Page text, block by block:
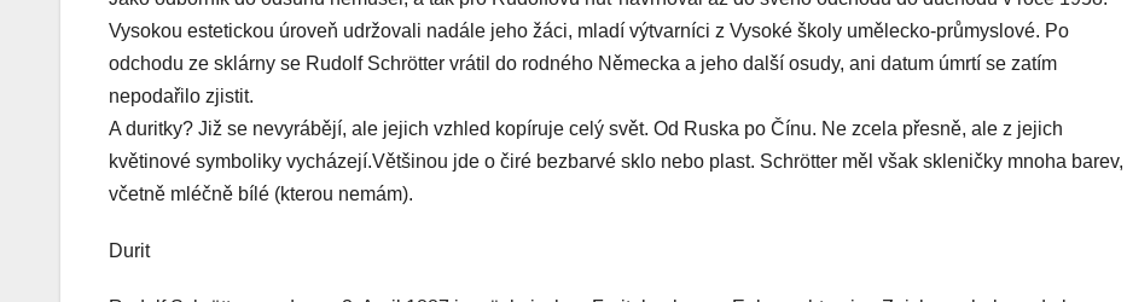
Vysokou estetickou úroveň udržovali nadále jeho žáci, mladí výtvarníci z Vysoké školy umělecko-průmyslové. Po
odchodu ze sklárny se Rudolf Schrötter vrátil do rodného Německa a jeho další osudy, ani datum úmrtí se zatím
nepodařilo zjistit.
A duritky? Již se nevyrábějí, ale jejich vzhled kopíruje celý svět. Od Ruska po Čínu. Ne zcela přesně, ale z jejich
květinové symboliky vycházejí.Většinou jde o čiré bezbarvé sklo nebo plast. Schrötter měl však skleničky mnoha barev,
včetně mléčně bílé (kterou nemám).
Durit